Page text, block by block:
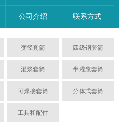
公司介绍 联系方式
变径套筒 四级钢套筒
灌浆套筒 半灌浆套筒
可焊接套筒 分体式套筒
工具和配件